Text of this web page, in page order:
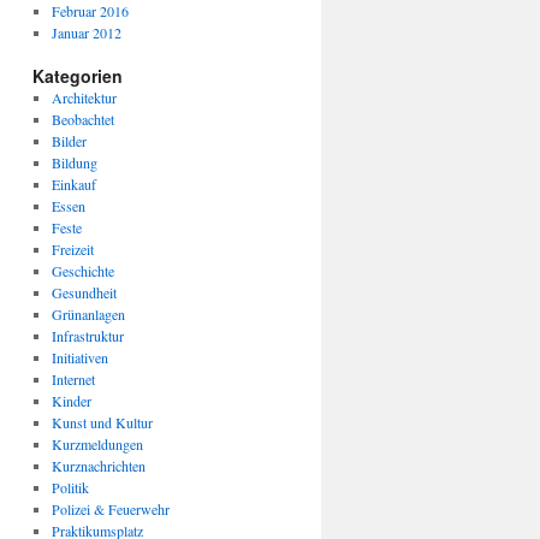
Februar 2016
Januar 2012
Kategorien
Architektur
Beobachtet
Bilder
Bildung
Einkauf
Essen
Feste
Freizeit
Geschichte
Gesundheit
Grünanlagen
Infrastruktur
Initiativen
Internet
Kinder
Kunst und Kultur
Kurzmeldungen
Kurznachrichten
Politik
Polizei & Feuerwehr
Praktikumsplatz